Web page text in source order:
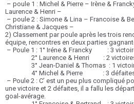
– poule 1 : Michel & Pierre – Irène &
Laurence & Henri –
– poule 2 : Simone & Lina – Francoise &
Christiane & Jacques –
2) Classement par poule après les trois
équipe, rencontres en deux parties
– Poule 1 : 1° Iréne & Francky : 3
2° Laurence & Henri : 2 victoires,
3° Jean-Daniel & Thomas : 1
4° Michel & Pierre : 3 défaites :
– Poule 2 : C’ est un peu plus compliqué
une victoire et 2 défaites, il a fallu les
goal-avérage.